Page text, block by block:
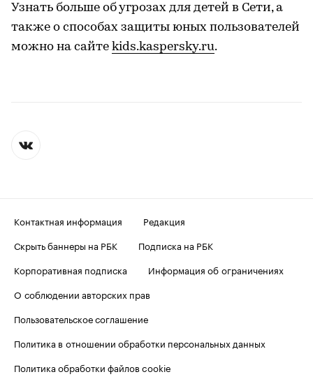
Узнать больше об угрозах для детей в Сети, а
также о способах защиты юных пользователей
можно на сайте kids.kaspersky.ru.
Контактная информация
Редакция
Скрыть баннеры на РБК
Подписка на РБК
Корпоративная подписка
Информация об ограничениях
О соблюдении авторских прав
Пользовательское соглашение
Политика в отношении обработки персональных данных
Политика обработки файлов cookie